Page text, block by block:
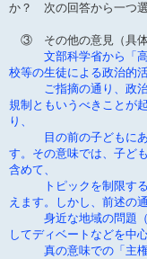
か？ 次の回答から一つ選
③ その他の意見（具体
文部科学省から「高等
校等の生徒による政治的
ご指摘の通り、政治的
規制ともいうべきことが
り、
目の前の子どもにあっ
す。その意味では、子ど
含めて、
トピックを制限するこ
えます。しかし、前述の
身近な地域の問題（ご
してディベートなどを中
真の意味での「主権者